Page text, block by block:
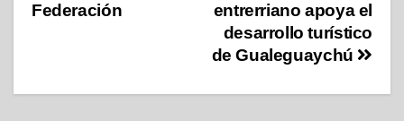
entrerriano apoya el
desarrollo turístico
de Gualeguaychú
Federación